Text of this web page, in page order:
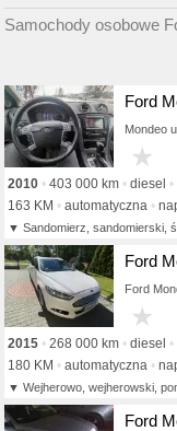
Samochody osobowe
Ford
Mondeo
2010 403 000 km diesel
163 KM
automatyczna
Sandomierz, sandomierski,
Ford
Ford
2015 268 000 km diesel
180 KM
automatyczna
Wejherowo, wejherowski,
Ford